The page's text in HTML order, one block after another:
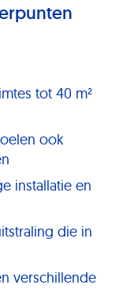
tot 40 m²
ook
installatie en
die in
verschillende